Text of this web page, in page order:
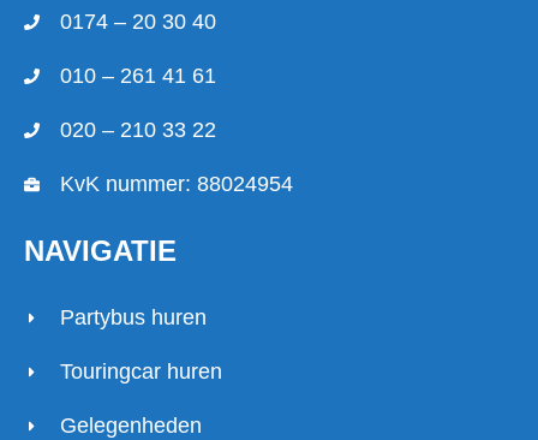
0174 – 20 30 40
010 – 261 41 61
020 – 210 33 22
KvK nummer: 88024954
NAVIGATIE
Partybus huren
Touringcar huren
Gelegenheden